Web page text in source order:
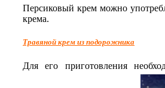
Персиковый крем можно
крема.
Травяной крем из подорожника
Для его приготовления